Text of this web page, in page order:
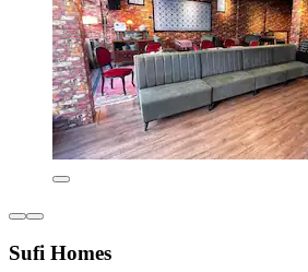
Sufi Homes